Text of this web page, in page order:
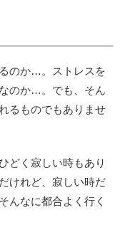
のか…。ストレスを
のか…。でも、そん
るものでもありませ
どく寂しい時もあり
けれど、寂しい時だ
んなに都合よく行く